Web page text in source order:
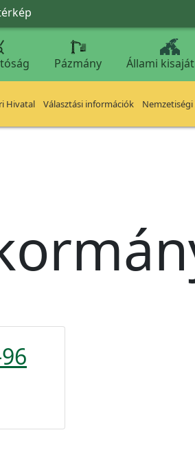
Pázmány Állami
Hivatal Választási információk